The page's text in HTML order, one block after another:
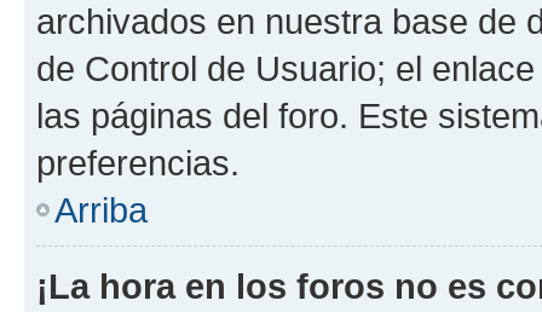
archivados en nuestra base de
de Control de Usuario; el
las páginas del foro. Este
preferencias.
Arriba
¡La hora en los foros no es